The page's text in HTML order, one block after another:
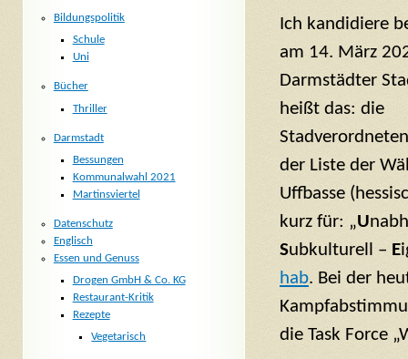
Ich kandidiere
am 14. März
Darmstädter
heißt das: die
der Liste der
Uffbasse
kurz für: „U
Subkulturell – E
hab. Bei der
die Task Force
Bildungspolitik
Schule
Uni
Bücher
Thriller
Darmstadt
Bessungen
Kommunalwahl 2021
Martinsviertel
Datenschutz
Englisch
Essen und Genuss
Drogen GmbH & Co. KG
Restaurant-Kritik
Rezepte
Vegetarisch